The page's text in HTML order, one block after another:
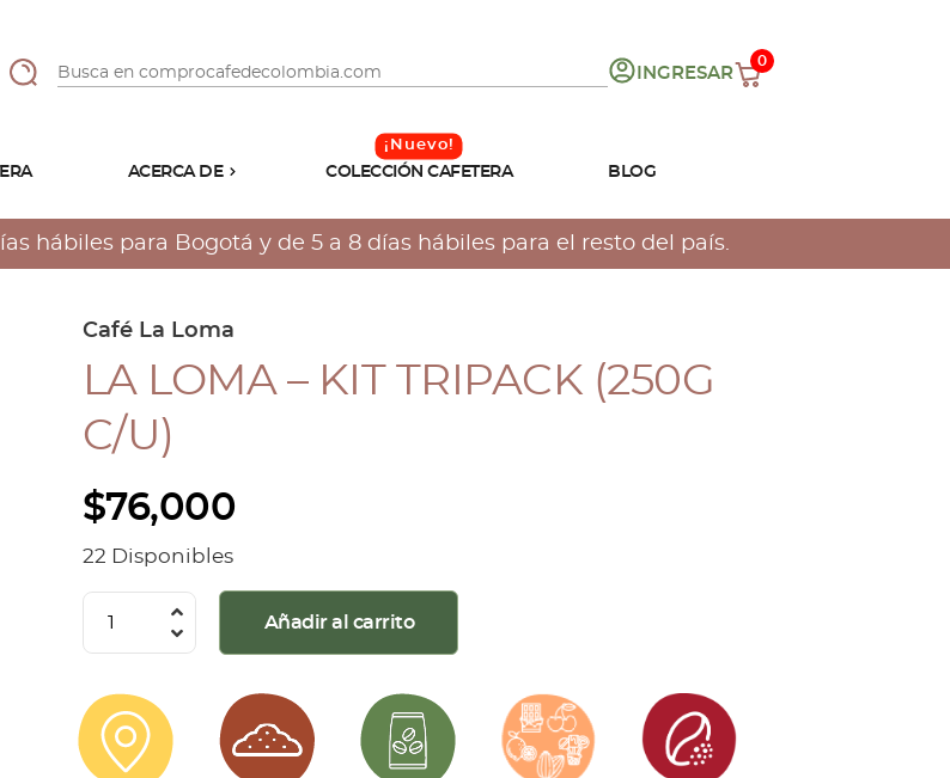
INGRESAR
0
ACERCA DE
Tostiones
Preparación
Atributos
COLECCIÓN CAFETERA BLOG
hábiles para Bogotá y de 5 a 8 días hábiles para el resto del país.
Café La Loma
LA LOMA – KIT TRIPACK (250G
C/U)
$76,000
22 Disponibles
Loma
Kit
Tripack
Añadir al carrito